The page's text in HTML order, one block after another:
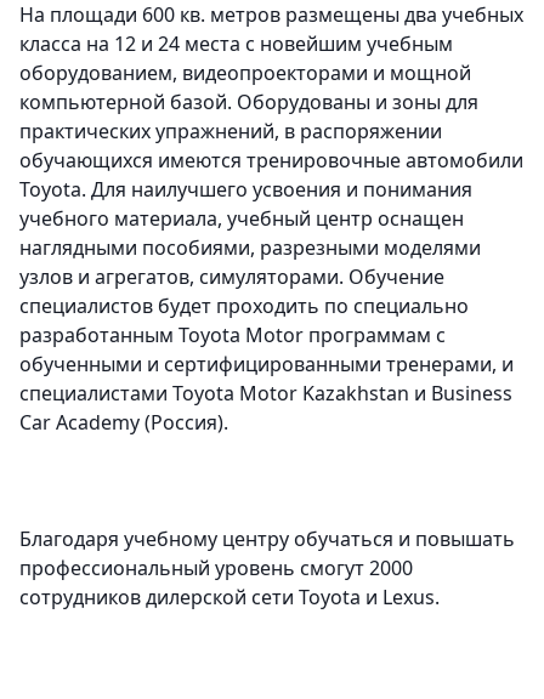
На площади 600 кв. метров размещены два учебных
класса на 12 и 24 места с новейшим учебным
оборудованием, видеопроекторами и мощной
компьютерной базой. Оборудованы и зоны для
практических упражнений, в распоряжении
обучающихся имеются тренировочные автомобили
Toyota. Для наилучшего усвоения и понимания
учебного материала, учебный центр оснащен
наглядными пособиями, разрезными моделями
узлов и агрегатов, симуляторами. Обучение
специалистов будет проходить по специально
разработанным Toyota Motor программам с
обученными и сертифицированными тренерами, и
специалистами Toyota Motor Kazakhstan и Business
Car Academy (Россия).
Благодаря учебному центру обучаться и повышать
профессиональный уровень смогут 2000
сотрудников дилерской сети Toyota и Lexus.